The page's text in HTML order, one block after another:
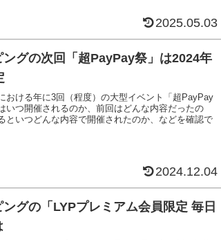
2025.05.03
ングの次回「超PayPay祭」は2024年
おける年に3回（程度）の大型イベント「超PayPay
いつ開催されるのか、前回はどんな内容だったの
といつどんな内容で開催されたのか、などを確認で
2024.12.04
グの「LYPプレミアム会員限定 毎日